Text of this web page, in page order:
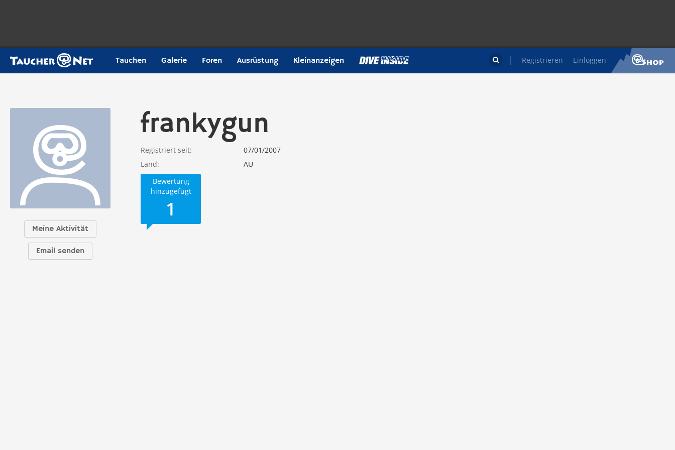
Tauchen Galerie Foren Ausrüstung Kleinanzeigen Registrieren Einloggen

Meine Aktivität
Email senden
frankygun
Registriert seit
07/01/2007
Land
AU
Bewertung
hinzugefügt
1